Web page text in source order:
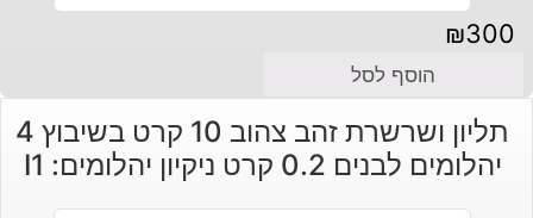
₪300
הוסף לסל
תליון ושרשרת זהב צהוב 10 קרט בשיבוץ 4
יהלומים לבנים 0.2 קרט ניקיון יהלומים: I1